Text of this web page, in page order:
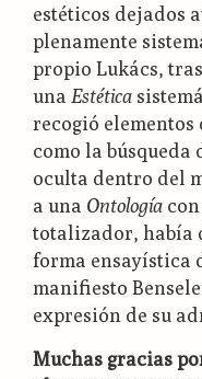
estéticos dejados
plenamente
propio Lukács,
una Estética
recogió
como la búsqueda
oculta dentro del
a una Ontología
totalizador, había
forma ensayística
manifiesto
expresión de su
Muchas gracias